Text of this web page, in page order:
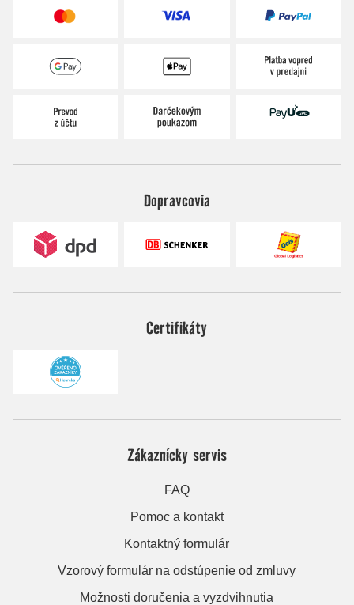
Dopravcovia
Certifikáty
Zákaznícky servis
FAQ
Pomoc a kontakt
Kontaktný formulár
Vzorový formulár na odstúpenie od zmluvy
Možnosti doručenia a vyzdvihnutia